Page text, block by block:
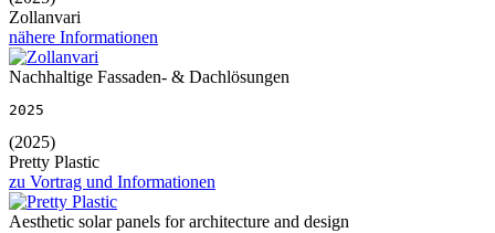
Zollanvari
nähere Informationen
Nachhaltige Fassaden- & Dachlösungen
2025
(2025)
Pretty Plastic
zu Vortrag und Informationen
Aesthetic solar panels for architecture and design